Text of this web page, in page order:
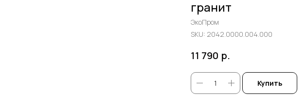
гранит
ЭкоПром
SKU: 2042.0000.004.000
11 790 р.
Купить